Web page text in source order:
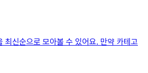
최신순으로 모아볼 수 있어요. 만약 카테고